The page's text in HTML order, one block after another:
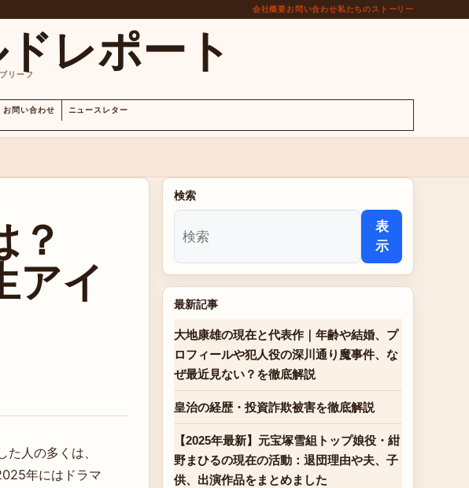
会社概要お問い合わせ私たちのストーリー
レポート
リーフ
お問い合わせ ニュースレター
？
アイ
人の多くは、
年にはドラマ
検索
表
示
最新記事
大地康雄の現在と代表作｜年齢や結婚、プ
ロフィールや犯人役の深川通り魔事件、な
ぜ最近見ない？を徹底解説
皇治の経歴・投資詐欺被害を徹底解説
【2025年最新】元宝塚雪組トップ娘役・紺
野まひるの現在の活動：退団理由や夫、子
供、出演作品をまとめました